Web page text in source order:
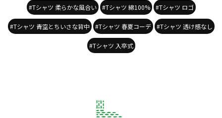
#Tシャツ 柔らかな風合い #Tシャツ 綿100% #Tシャツ ロゴ
#Tシャツ 青空とちいさな背中 #Tシャツ 春夏コーデ #Tシャツ 透け感なし
#Tシャツ 入卒式